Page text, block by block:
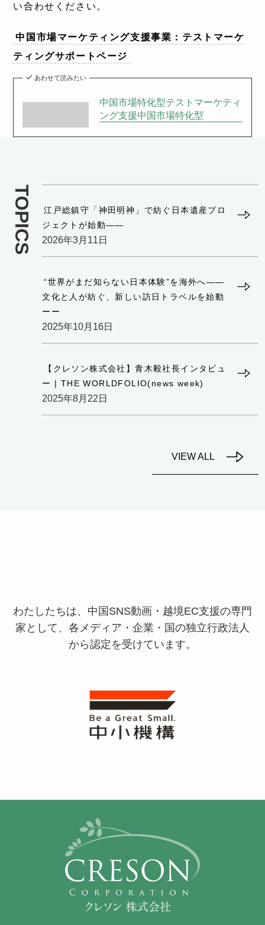
い合わせください。
中国市場マーケティング支援事業：テストマーケ
ティングサポートページ
あわせて読みたい
中国市場特化型テストマーケティ
ング支援中国市場特化型
TOPICS
江戸総鎮守「神田明神」で紡ぐ日本遺産プロ
ジェクトが始動——
2026年3月11日
“世界がまだ知らない日本体験”を海外へ——
文化と人が紡ぐ、新しい訪日トラベルを始動
ーー
2025年10月16日
【クレソン株式会社】青木毅社長インタビュ
ー | THE WORLDFOLIO(news week)
2025年8月22日
VIEW ALL
わたしたちは、中国SNS動画・越境EC支援の専門
家として、 各メディア・企業・国の独立行政法人
から認定を受けています。